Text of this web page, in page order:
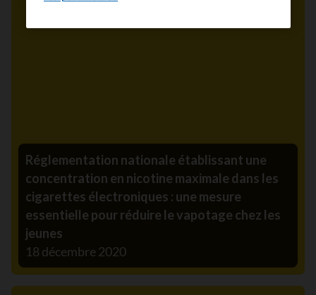
Réglementation nationale établissant une
concentration en nicotine maximale dans les
cigarettes électroniques : une mesure
essentielle pour réduire le vapotage chez les
jeunes
18 décembre 2020